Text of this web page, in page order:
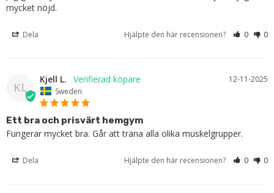
mycket nöjd.
Dela Hjälpte den här recensionen? 0 0
KL
12-11-2025
Kjell L.
Sweden
Ett bra och prisvärt hemgym
Fungerar mycket bra. Går att träna alla olika muskelgrupper.
Dela Hjälpte den här recensionen? 0 0